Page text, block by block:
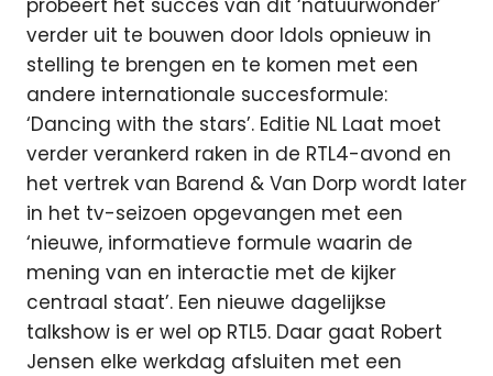
verder uit te bouwen door Idols opnieuw in
stelling te brengen en te komen met een
andere internationale succesformule:
‘Dancing with the stars’. Editie NL Laat moet
verder verankerd raken in de RTL4-avond en
het vertrek van Barend & Van Dorp wordt later
in het tv-seizoen opgevangen met een
‘nieuwe, informatieve formule waarin de
mening van en interactie met de kijker
centraal staat’. Een nieuwe dagelijkse
talkshow is er wel op RTL5. Daar gaat Robert
Jensen elke werkdag afsluiten met een